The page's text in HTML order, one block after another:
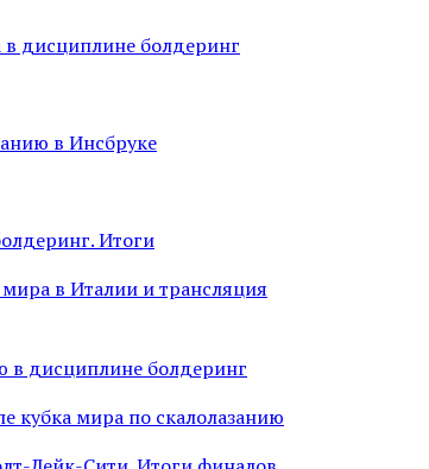
в дисциплине болдеринг
в Инсбруке
Итоги
в Италии и трансляция
в дисциплине болдеринг
кубка мира по скалолазанию